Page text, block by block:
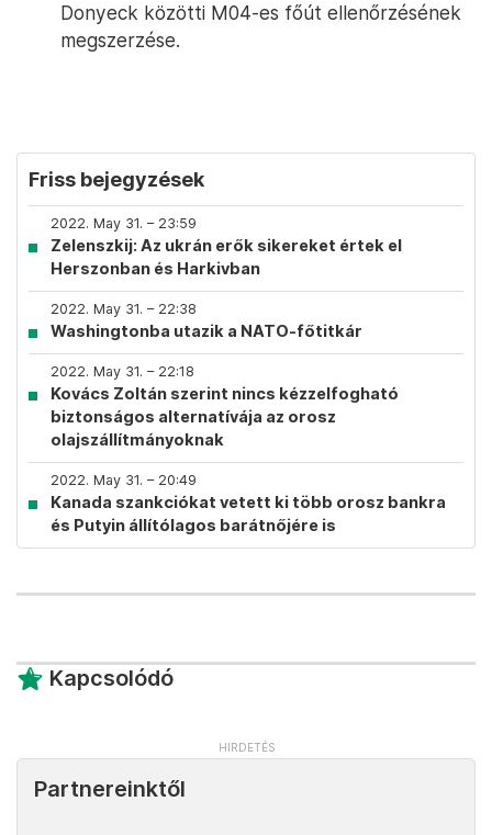
Donyeck közötti M04-es főút ellenőrzésének
megszerzése.
Friss bejegyzések
2022. May 31. – 23:59
Zelenszkij: Az ukrán erők sikereket értek el
Herszonban és Harkivban
2022. May 31. – 22:38
Washingtonba utazik a NATO-főtitkár
2022. May 31. – 22:18
Kovács Zoltán szerint nincs kézzelfogható
biztonságos alternatívája az orosz
olajszállítmányoknak
2022. May 31. – 20:49
Kanada szankciókat vetett ki több orosz bankra
és Putyin állítólagos barátnőjére is
Kapcsolódó
Partnereinktől